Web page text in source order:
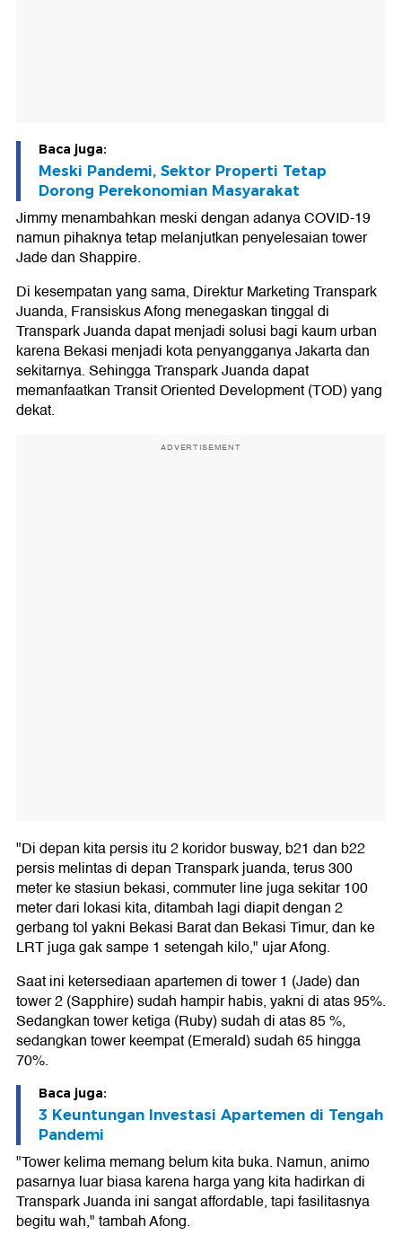
Baca juga:
Meski Pandemi, Sektor Properti Tetap
Dorong Perekonomian Masyarakat
Jimmy menambahkan meski dengan adanya COVID-19
namun pihaknya tetap melanjutkan penyelesaian tower
Jade dan Shappire.
Di kesempatan yang sama, Direktur Marketing Transpark
Juanda, Fransiskus Afong menegaskan tinggal di
Transpark Juanda dapat menjadi solusi bagi kaum urban
karena Bekasi menjadi kota penyangganya Jakarta dan
sekitarnya. Sehingga Transpark Juanda dapat
memanfaatkan Transit Oriented Development (TOD) yang
dekat.
ADVERTISEMENT
"Di depan kita persis itu 2 koridor busway, b21 dan b22
persis melintas di depan Transpark juanda, terus 300
meter ke stasiun bekasi, commuter line juga sekitar 100
meter dari lokasi kita, ditambah lagi diapit dengan 2
gerbang tol yakni Bekasi Barat dan Bekasi Timur, dan ke
LRT juga gak sampe 1 setengah kilo," ujar Afong.
Saat ini ketersediaan apartemen di tower 1 (Jade) dan
tower 2 (Sapphire) sudah hampir habis, yakni di atas 95%.
Sedangkan tower ketiga (Ruby) sudah di atas 85 %,
sedangkan tower keempat (Emerald) sudah 65 hingga
70%.
Baca juga:
3 Keuntungan Investasi Apartemen di Tengah
Pandemi
"Tower kelima memang belum kita buka. Namun, animo
pasarnya luar biasa karena harga yang kita hadirkan di
Transpark Juanda ini sangat affordable, tapi fasilitasnya
begitu wah," tambah Afong.